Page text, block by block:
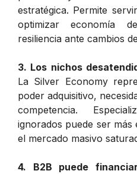
estratégica. Permite
optimizar economía
resiliencia ante cambios
3. Los nichos
La Silver Economy
poder adquisitivo,
competencia.
ignorados puede ser
el mercado masivo
4. B2B puede